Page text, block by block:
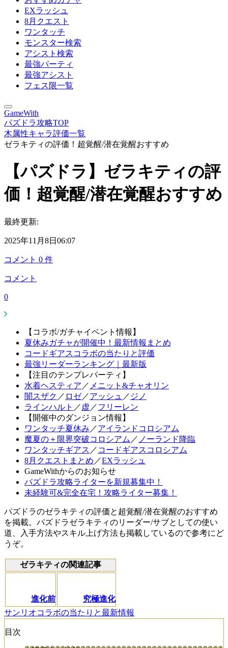
EXラッシュ
8月クエスト
ワンタッチ
モンスター検索
アシスト検索
最強パーティ
最強アシスト
フェス限一覧
GameWith
パズドラ攻略TOP
木属性キャラ評価一覧
ゼラキティの評価！超覚醒/潜在覚醒おすすめ
【パズドラ】ゼラキティの評
価！超覚醒/潜在覚醒おすすめ
最終更新:
2025年11月8日06:07
コメント 0 件
コメント
0
【コラボ/ガチャイベント情報】
夏休みガチャが開催中！最新情報まとめ
コードギアスコラボの当たりと評価
最強リーダーランキング｜最新版
【注目のテンプレパーティ】
水着ヘスティア ／ メニット&チャオリン
闇スザク ／ ロゼ／アッシュ ／ ジノ
ラインハルト ／ 虚 ／フリーレン
【開催中のダンジョン情報】
ワンタッチ夏休み ／アイランドコロシアム
魔夏の＋限界突破コロシアム ／ ノーランド降臨
ワンタッチギアス ／ コードギアスコロシアム
8月クエストまとめ ／EXラッシュ
GameWithからのお知らせ
パズドラ攻略ライターを新規募集中！
未経験可&完全在宅！攻略ライター募集！
パズドラのゼラキティの評価と超覚醒/潜在覚醒のおすすめ
を掲載。パズドラゼラキティのリーダー/サブとしての使い
道、入手方法やスキル上げ方法も掲載しているので参考にど
うぞ。
ゼラキティの関連記事
進化前
究極進化
サンリオコラボの当たりと最新情報
目次